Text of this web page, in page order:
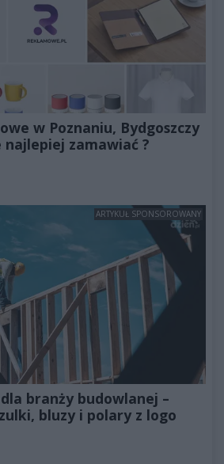
w Poznaniu, Bydgoszczy
zamawiać ?
ARTYKUŁ SPONSOROWANY
branży budowlanej –
bluzy i polary z logo